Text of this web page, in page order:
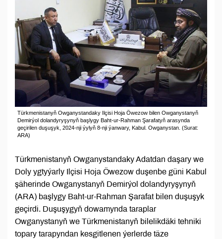
Türkmenistanyň Owganystandaky Ilçisi Hoja Öwezow bilen Owganystanyň
Demirýol dolandyryşynyň başlygy Baht-ur-Rahman Şarafatyň arasynda
geçirilen duşuşyk, 2024-nji ýylyň 8-nji ýanwary, Kabul. Owganystan. (Surat:
ARA)
Türkmenistanyň Owganystandaky Adatdan daşary we
Doly ygtyýarly Ilçisi Hoja Öwezow duşenbe güni Kabul
şäherinde Owganystanyň Demirýol dolandyryşynyň
(ARA) başlygy Baht-ur-Rahman Şarafat bilen duşuşyk
geçirdi. Duşuşygyň dowamynda taraplar
Owganystanyň we Türkmenistanyň bilelikdäki tehniki
topary tarapyndan kesgitlenen ýerlerde täze